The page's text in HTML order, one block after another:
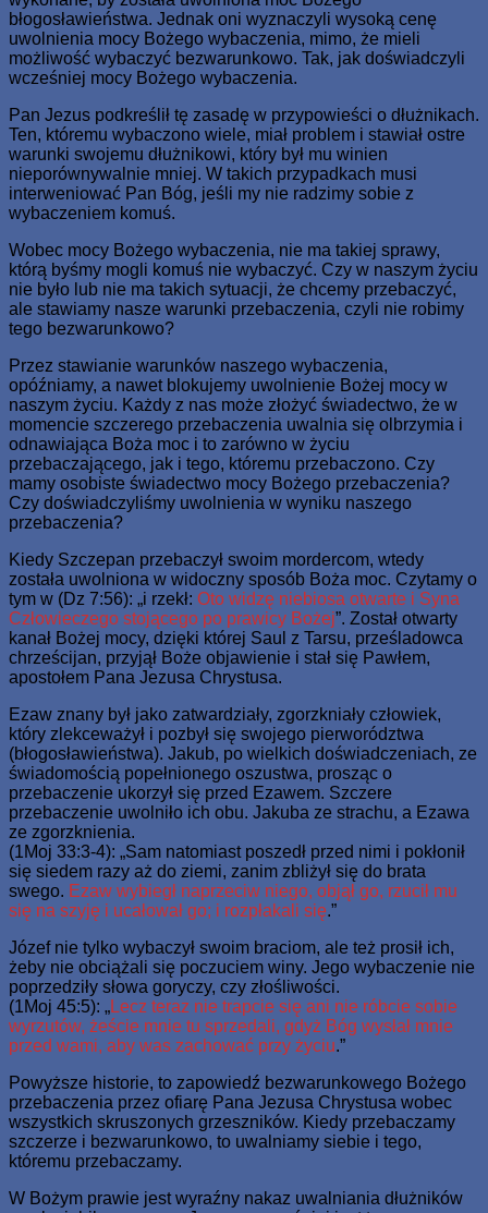
błogosławieństwa. Jednak oni wyznaczyli wysoką cenę
uwolnienia mocy Bożego wybaczenia, mimo, że mieli
możliwość wybaczyć bezwarunkowo. Tak, jak doświadczyli
wcześniej mocy Bożego wybaczenia.
Pan Jezus podkreślił tę zasadę w przypowieści o dłużnikach.
Ten, któremu wybaczono wiele, miał problem i stawiał ostre
warunki swojemu dłużnikowi, który był mu winien
nieporównywalnie mniej. W takich przypadkach musi
interweniować Pan Bóg, jeśli my nie radzimy sobie z
wybaczeniem komuś.
Wobec mocy Bożego wybaczenia, nie ma takiej sprawy,
którą byśmy mogli komuś nie wybaczyć. Czy w naszym życiu
nie było lub nie ma takich sytuacji, że chcemy przebaczyć,
ale stawiamy nasze warunki przebaczenia, czyli nie robimy
tego bezwarunkowo?
Przez stawianie warunków naszego wybaczenia,
opóźniamy, a nawet blokujemy uwolnienie Bożej mocy w
naszym życiu. Każdy z nas może złożyć świadectwo, że w
momencie szczerego przebaczenia uwalnia się olbrzymia i
odnawiająca Boża moc i to zarówno w życiu
przebaczającego, jak i tego, któremu przebaczono. Czy
mamy osobiste świadectwo mocy Bożego przebaczenia?
Czy doświadczyliśmy uwolnienia w wyniku naszego
przebaczenia?
Kiedy Szczepan przebaczył swoim mordercom, wtedy
została uwolniona w widoczny sposób Boża moc. Czytamy o
tym w (Dz 7:56): „i rzekł: Oto widzę niebiosa otwarte i Syna
Człowieczego stojącego po prawicy Bożej”. Został otwarty
kanał Bożej mocy, dzięki której Saul z Tarsu, prześladowca
chrześcijan, przyjął Boże objawienie i stał się Pawłem,
apostołem Pana Jezusa Chrystusa.
Ezaw znany był jako zatwardziały, zgorzkniały człowiek,
który zlekceważył i pozbył się swojego pierworództwa
(błogosławieństwa). Jakub, po wielkich doświadczeniach, ze
świadomością popełnionego oszustwa, prosząc o
przebaczenie ukorzył się przed Ezawem. Szczere
przebaczenie uwolniło ich obu. Jakuba ze strachu, a Ezawa
ze zgorzknienia.
(1Moj 33:3-4): „Sam natomiast poszedł przed nimi i pokłonił
się siedem razy aż do ziemi, zanim zbliżył się do brata
swego. Ezaw wybiegł naprzeciw niego, objął go, rzucił mu
się na szyję i ucałował go; i rozpłakali się.”
Józef nie tylko wybaczył swoim braciom, ale też prosił ich,
żeby nie obciążali się poczuciem winy. Jego wybaczenie nie
poprzedziły słowa goryczy, czy złośliwości.
(1Moj 45:5): „Lecz teraz nie trapcie się ani nie róbcie sobie
wyrzutów, żeście mnie tu sprzedali, gdyż Bóg wysłał mnie
przed wami, aby was zachować przy życiu.”
Powyższe historie, to zapowiedź bezwarunkowego Bożego
przebaczenia przez ofiarę Pana Jezusa Chrystusa wobec
wszystkich skruszonych grzeszników. Kiedy przebaczamy
szczerze i bezwarunkowo, to uwalniamy siebie i tego,
któremu przebaczamy.
W Bożym prawie jest wyraźny nakaz uwalniania dłużników